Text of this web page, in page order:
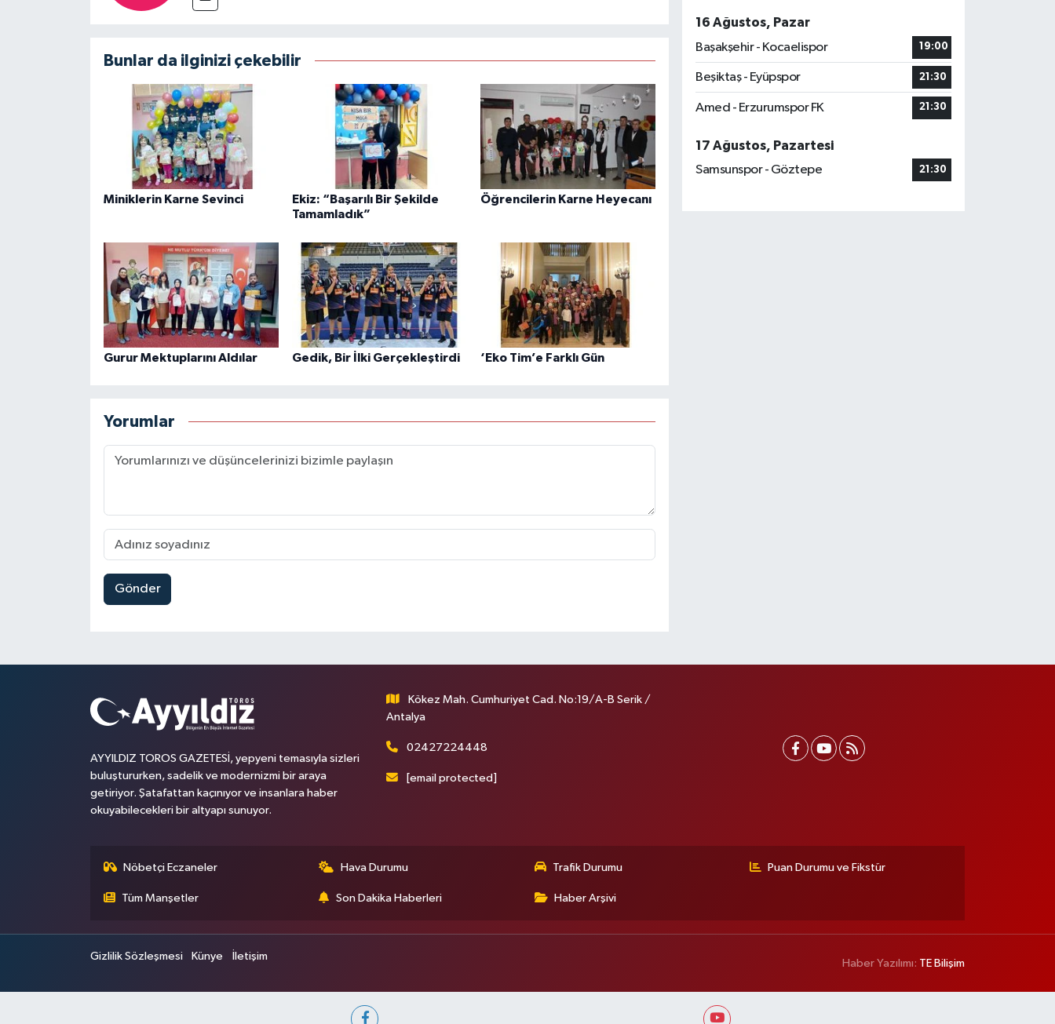
Bunlar da ilginizi çekebilir
Miniklerin Karne Sevinci
Ekiz: “Başarılı Bir Şekilde
Tamamladık”
Öğrencilerin Karne Heyecanı
Gurur Mektuplarını Aldılar Gedik, Bir İlki Gerçekleştirdi ‘Eko Tim’e Farklı Gün
Yorumlar
Gönder
16 Ağustos, Pazar
Başakşehir - Kocaelispor
19:00
Beşiktaş - Eyüpspor 21:30
Amed - Erzurumspor FK 21:30
17 Ağustos, Pazartesi
Samsunspor - Göztepe
21:30
AYYILDIZ TOROS GAZETESİ, yepyeni temasıyla sizleri
buluştururken, sadelik ve modernizmi bir araya
getiriyor. Şatafattan kaçınıyor ve insanlara haber
okuyabilecekleri bir altyapı sunuyor.
Kökez Mah. Cumhuriyet Cad. No:19/A-B Serik /
Antalya
02427224448
[email protected]
Nöbetçi Eczaneler Hava Durumu Trafik Durumu Puan Durumu ve Fikstür
Tüm Manşetler Son Dakika Haberleri Haber Arşivi
Gizlilik Sözleşmesi Künye İletişim
Haber Yazılımı: TE Bilişim